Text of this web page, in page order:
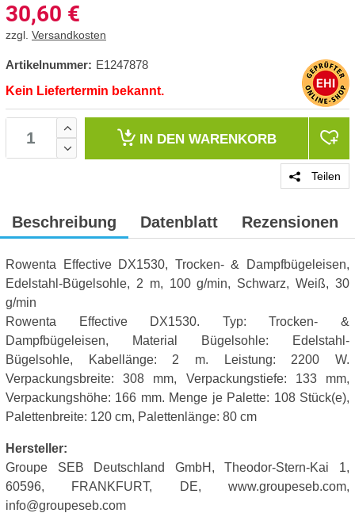
30,60 €
zzgl. Versandkosten
Artikelnummer: E1247878
Kein Liefertermin bekannt.
IN DEN WARENKORB
Teilen
Beschreibung Datenblatt Rezensionen
Rowenta Effective DX1530, Trocken- & Dampfbügeleisen,
Edelstahl-Bügelsohle, 2 m, 100 g/min, Schwarz, Weiß, 30
g/min
Rowenta Effective DX1530. Typ: Trocken- &
Dampfbügeleisen, Material Bügelsohle: Edelstahl-
Bügelsohle, Kabellänge: 2 m. Leistung: 2200 W.
Verpackungsbreite: 308 mm, Verpackungstiefe: 133 mm,
Verpackungshöhe: 166 mm. Menge je Palette: 108 Stück(e),
Palettenbreite: 120 cm, Palettenlänge: 80 cm
Hersteller:
Groupe SEB Deutschland GmbH, Theodor-Stern-Kai 1,
60596, FRANKFURT, DE, www.groupeseb.com,
info@groupeseb.com